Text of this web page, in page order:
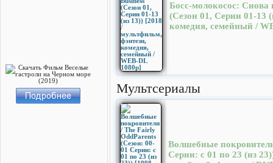
Босс-молокосос: Снова
(Сезон 01, Серии 01-13
комедия, семейный /
Мультсериалы
Волшебные
Серии: с 01 по 23 (из